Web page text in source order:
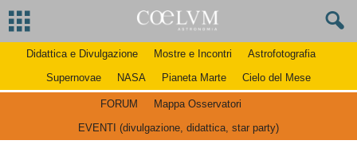
Didattica e Divulgazione Mostre e Incontri
Astrofotografia
Supernovae
NASA Pianeta Marte Cielo del Mese
FORUM
Mappa Osservatori
EVENTI (divulgazione, didattica, star party)